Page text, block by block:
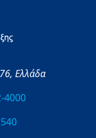
Ελλάδα
4000